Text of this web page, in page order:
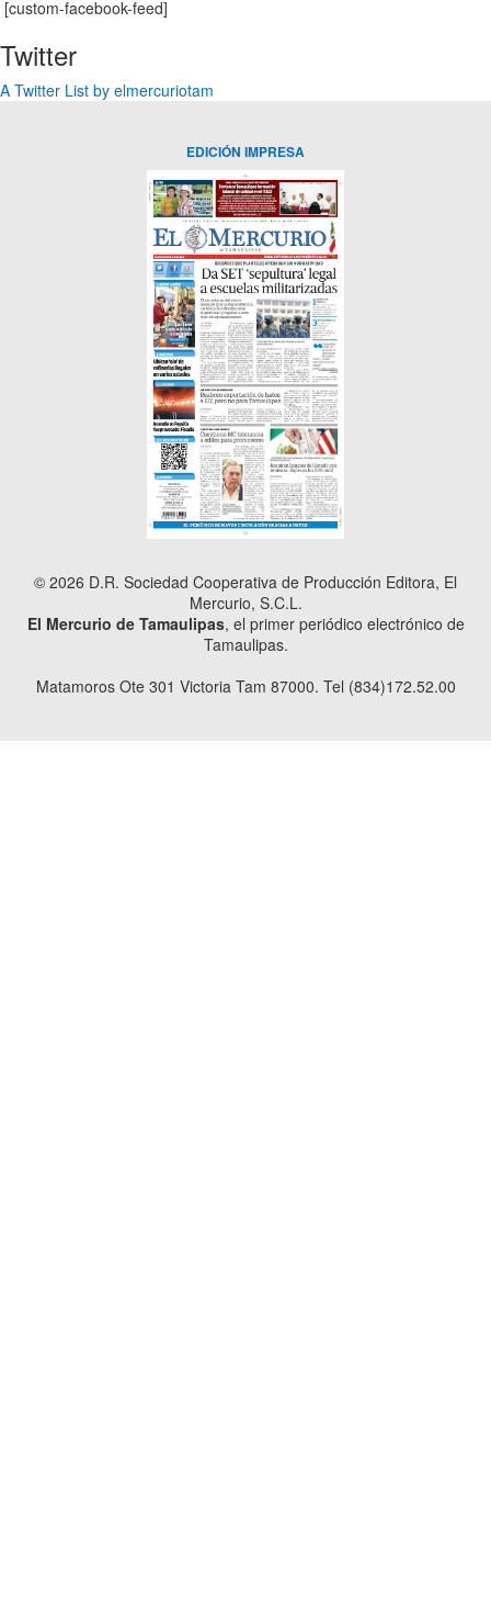
[custom-facebook-feed]
Twitter
A Twitter List by elmercuriotam
EDICIÓN IMPRESA
© 2026 D.R. Sociedad Cooperativa de Producción Editora, El
Mercurio, S.C.L.
El Mercurio de Tamaulipas, el primer periódico electrónico de
Tamaulipas.
Matamoros Ote 301 Victoria Tam 87000. Tel (834)172.52.00